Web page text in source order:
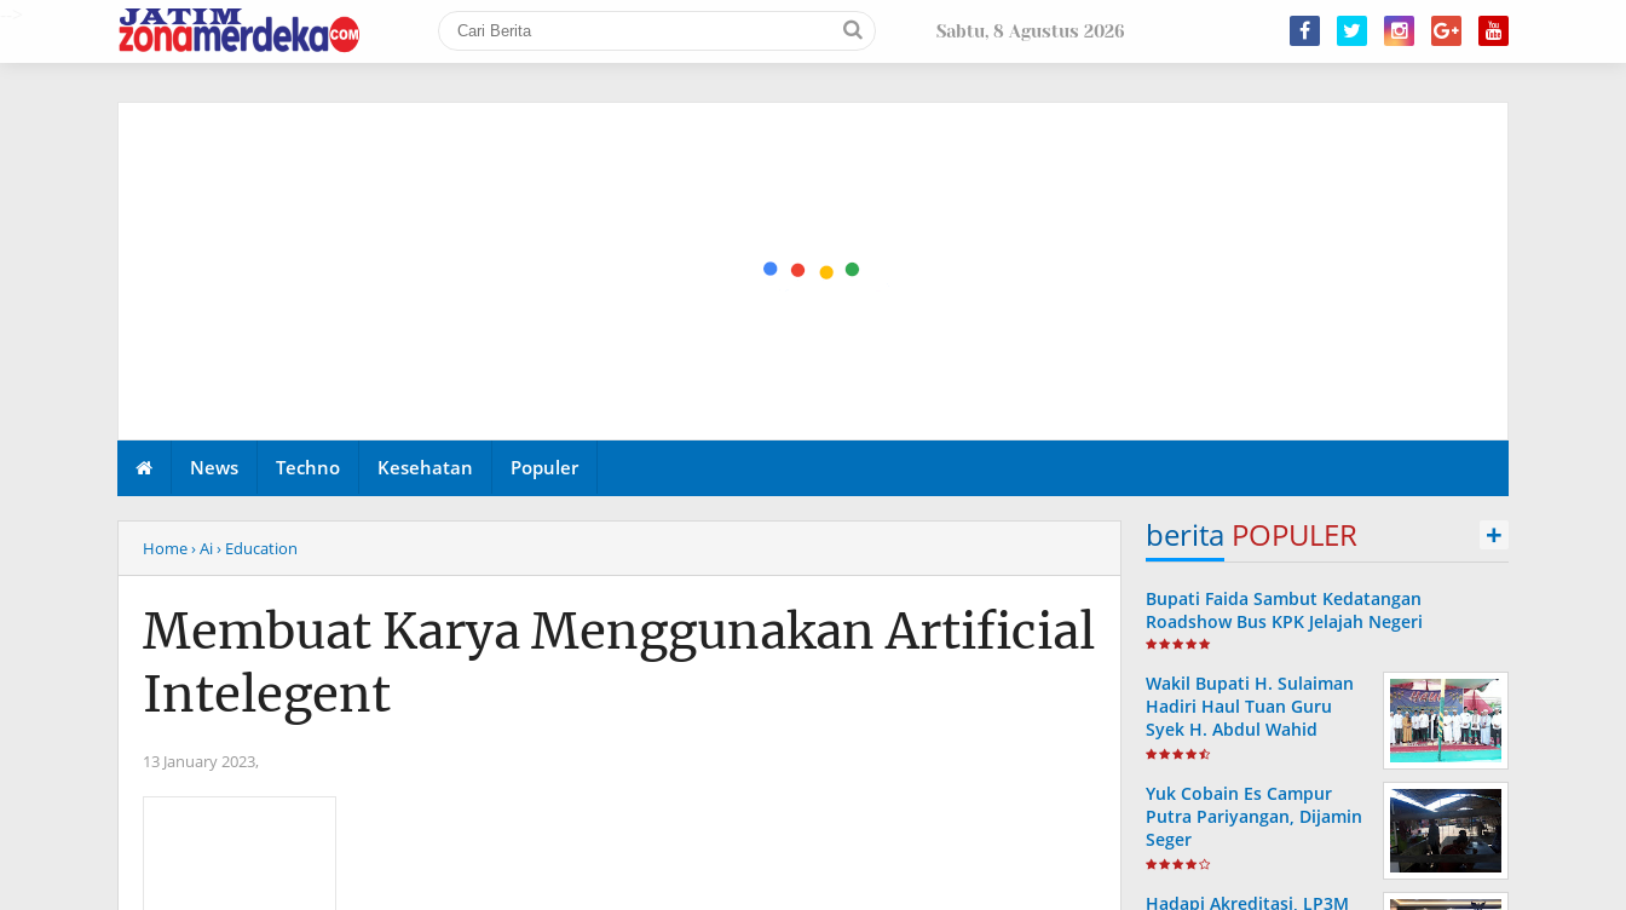
Sabtu, 8 Agustus 2026
News Techno Kesehatan Populer
Home› Ai› Education
Membuat Karya Menggunakan Artificial
Intelegent
13 January 2023,
berita POPULER +
Bupati Faida Sambut Kedatangan
Roadshow Bus KPK Jelajah Negeri
Wakil Bupati H. Sulaiman
Hadiri Haul Tuan Guru
Syek H. Abdul Wahid
Yuk Cobain Es Campur
Putra Pariyangan, Dijamin
Seger
Hadapi Akreditasi, LP3M